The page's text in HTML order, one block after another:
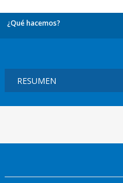
¿Qué hacemos?